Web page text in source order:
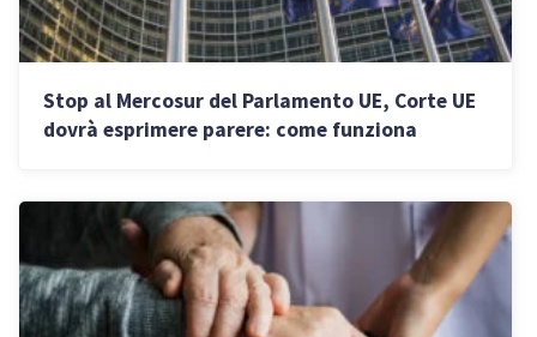
Stop al Mercosur del Parlamento UE, Corte UE
dovrà esprimere parere: come funziona